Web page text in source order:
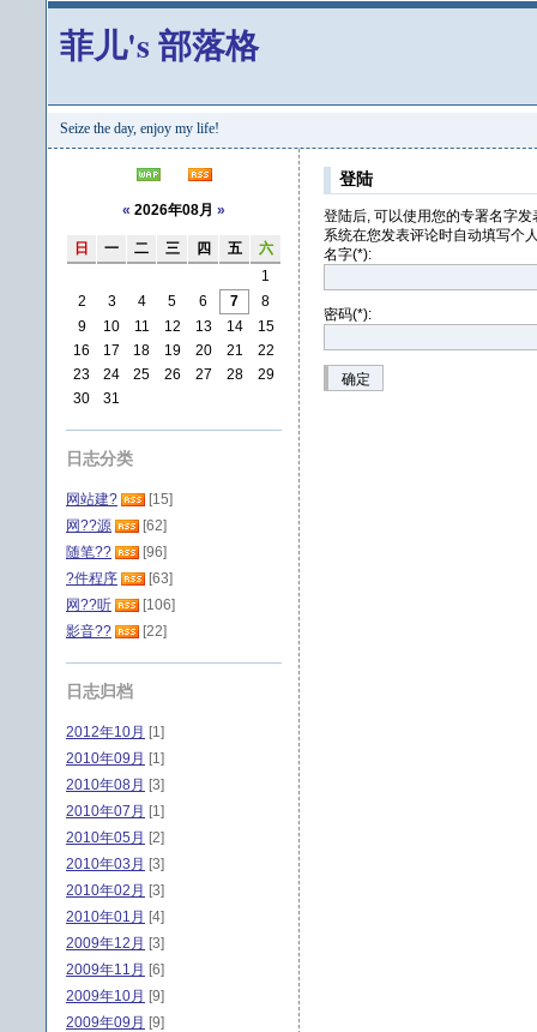
菲儿's 部落格
Seize the day, enjoy my life!
登陆
登陆后, 可以使用您的专署名字发
系统在您发表评论时自动填写个
名字(*):
密码(*):
确定
« 2026年08月 »
日 一 二 三 四 五
六
1
2
3 4 5 6 7
8
9
10 11 12 13 14
15
16
17 18 19 20 21
22
23
24 25 26 27 28
29
30
31
日志分类
网站建?
[15]
网??源
[62]
随笔??
[96]
?件程序
[63]
网??听
[106]
影音??
[22]
日志归档
2012年10月 [1]
2010年09月 [1]
2010年08月 [3]
2010年07月 [1]
2010年05月 [2]
2010年03月 [3]
2010年02月 [3]
2010年01月 [4]
2009年12月 [3]
2009年11月 [6]
2009年10月 [9]
2009年09月 [9]